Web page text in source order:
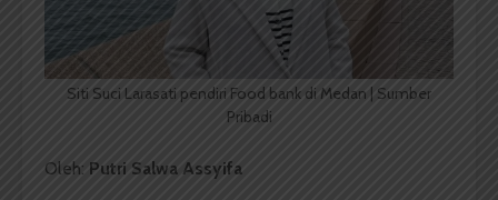
Siti Suci Larasati pendiri Food bank di Medan | Sumber
Pribadi
Oleh: Putri Salwa Assyifa